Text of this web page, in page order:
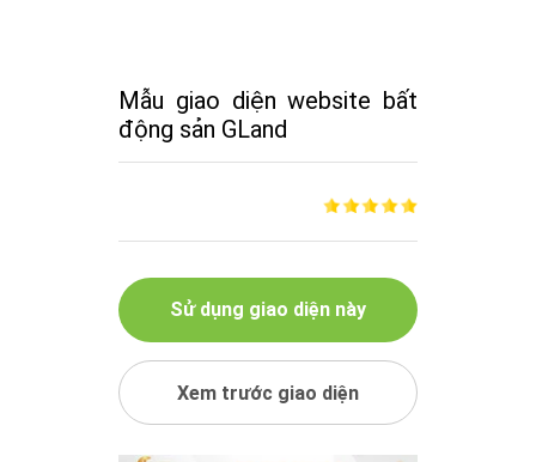
Mẫu giao diện website bất
động sản GLand
Sử dụng giao diện này
Xem trước giao diện